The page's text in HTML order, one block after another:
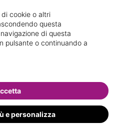
di cookie o altri
questa
di questa
pulsante o continuando a
e personalizza